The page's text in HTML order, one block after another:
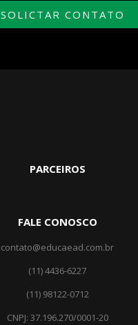
SOLICTAR CONTATO
PARCEIROS
FALE CONOSCO
contato@educaead.com.br
(11) 4436-6227
(11) ‎98122-0712
CNPJ: 37.196.270/0001-20